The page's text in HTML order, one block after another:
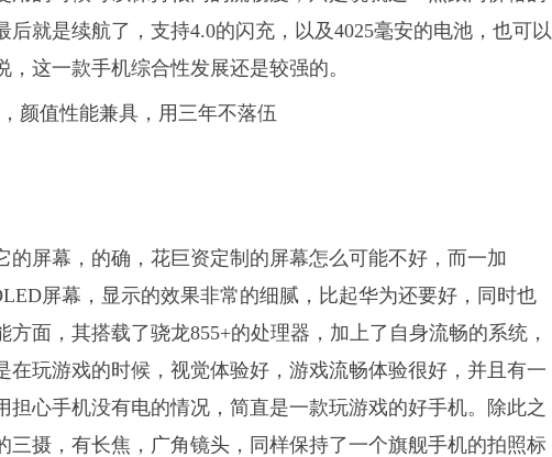
就是续航了，支持4.0的闪充，以及4025毫安的电池，也可以
这一款手机综合性发展还是较强的。
的屏幕，的确，花巨资定制的屏幕怎么可能不好，而一加
屏幕，显示的效果非常的细腻，比起华为还要好，同时也
面，其搭载了骁龙855+的处理器，加上了自身流畅的系统，
在玩游戏的时候，视觉体验好，游戏流畅体验很好，并且有一
担心手机没有电的情况，简直是一款玩游戏的好手机。除此之
三摄，有长焦，广角镜头，同样保持了一个旗舰手机的拍照标